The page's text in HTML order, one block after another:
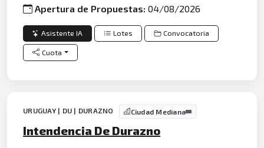
Apertura de Propuestas:04/08/2026
Asistente IA Lotes Convocatoria
Cuota
URUGUAY | DU | DURAZNO Ciudad Mediana
Intendencia De Durazno